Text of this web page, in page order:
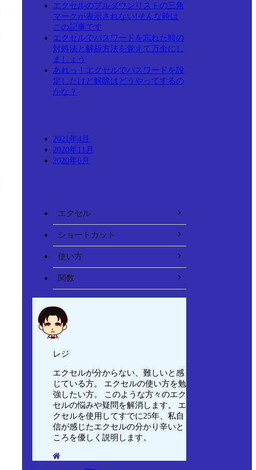
エクセルのプルダウンリストの三角
マークが表示されない!そんな時は
この記事です
エクセルでパスワードを忘れた時の
対処法と解析方法を覚えて万全にし
ましょう
あれっ！エクセルでパスワードを設
定したけど解除はどうやってするの
かな？
2021年4月
2020年11月
2020年6月
エクセル
ショートカット
使い方
関数
レジ
エクセルが分からない、難しいと感
じている方。 エクセルの使い方を勉
強したい方。 このような方々のエク
セルの悩みや疑問を解消します。 エ
クセルを使用してすでに25年、私自
信が感じたエクセルの分かり辛いと
ころを優しく説明します。